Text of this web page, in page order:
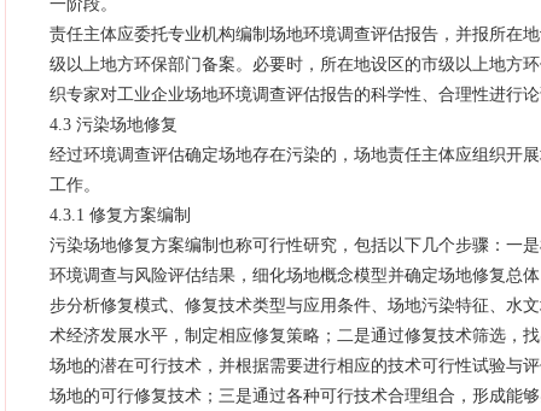
一阶段。
责任主体应委托专业机构编制场地环境调查评估报告，并报所在
级以上地方环保部门备案。必要时，所在地设区的市级以上地方
织专家对工业企业场地环境调查评估报告的科学性、合理性进行
4.3 污染场地修复
经过环境调查评估确定场地存在污染的，场地责任主体应组织开
工作。
4.3.1 修复方案编制
污染场地修复方案编制也称可行性研究，包括以下几个步骤：一
环境调查与风险评估结果，细化场地概念模型并确定场地修复总
步分析修复模式、修复技术类型与应用条件、场地污染特征、水
术经济发展水平，制定相应修复策略；二是通过修复技术筛选，
场地的潜在可行技术，并根据需要进行相应的技术可行性试验与
场地的可行修复技术；三是通过各种可行技术合理组合，形成能